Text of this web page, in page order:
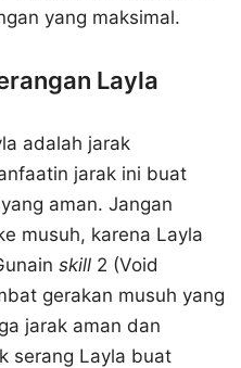
yang maksimal.
Layla
adalah jarak
jarak ini buat
aman. Jangan
musuh, karena Layla
skill 2 (Void
gerakan musuh yang
jarak aman dan
serang Layla buat